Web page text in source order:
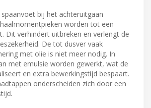
bij het achteruitgaan
worden tot een
Dit verhindert uitbreken en verlengt de
De tot dusver vaak
met olie is niet meer nodig. In
met emulsie worden gewerkt, wat de
en extra bewerkingstijd bespaart.
onderscheiden zich door een